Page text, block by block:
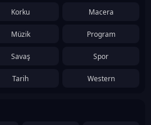
Korku Macera
Müzik Program
Savaş Spor
Tarih Western